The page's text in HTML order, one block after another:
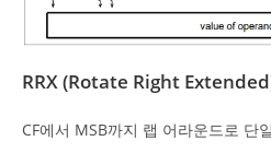
RRX (Rotate Right
CF에서 MSB까지 랩 어라운드로 단